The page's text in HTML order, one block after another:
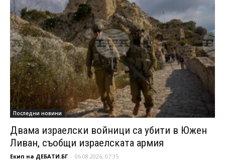
Последни новини
Двама израелски войници са убити в Южен
Ливан, съобщи израелската армия
Екип на ДЕБАТИ.БГ - 06.08.2026, 07:35